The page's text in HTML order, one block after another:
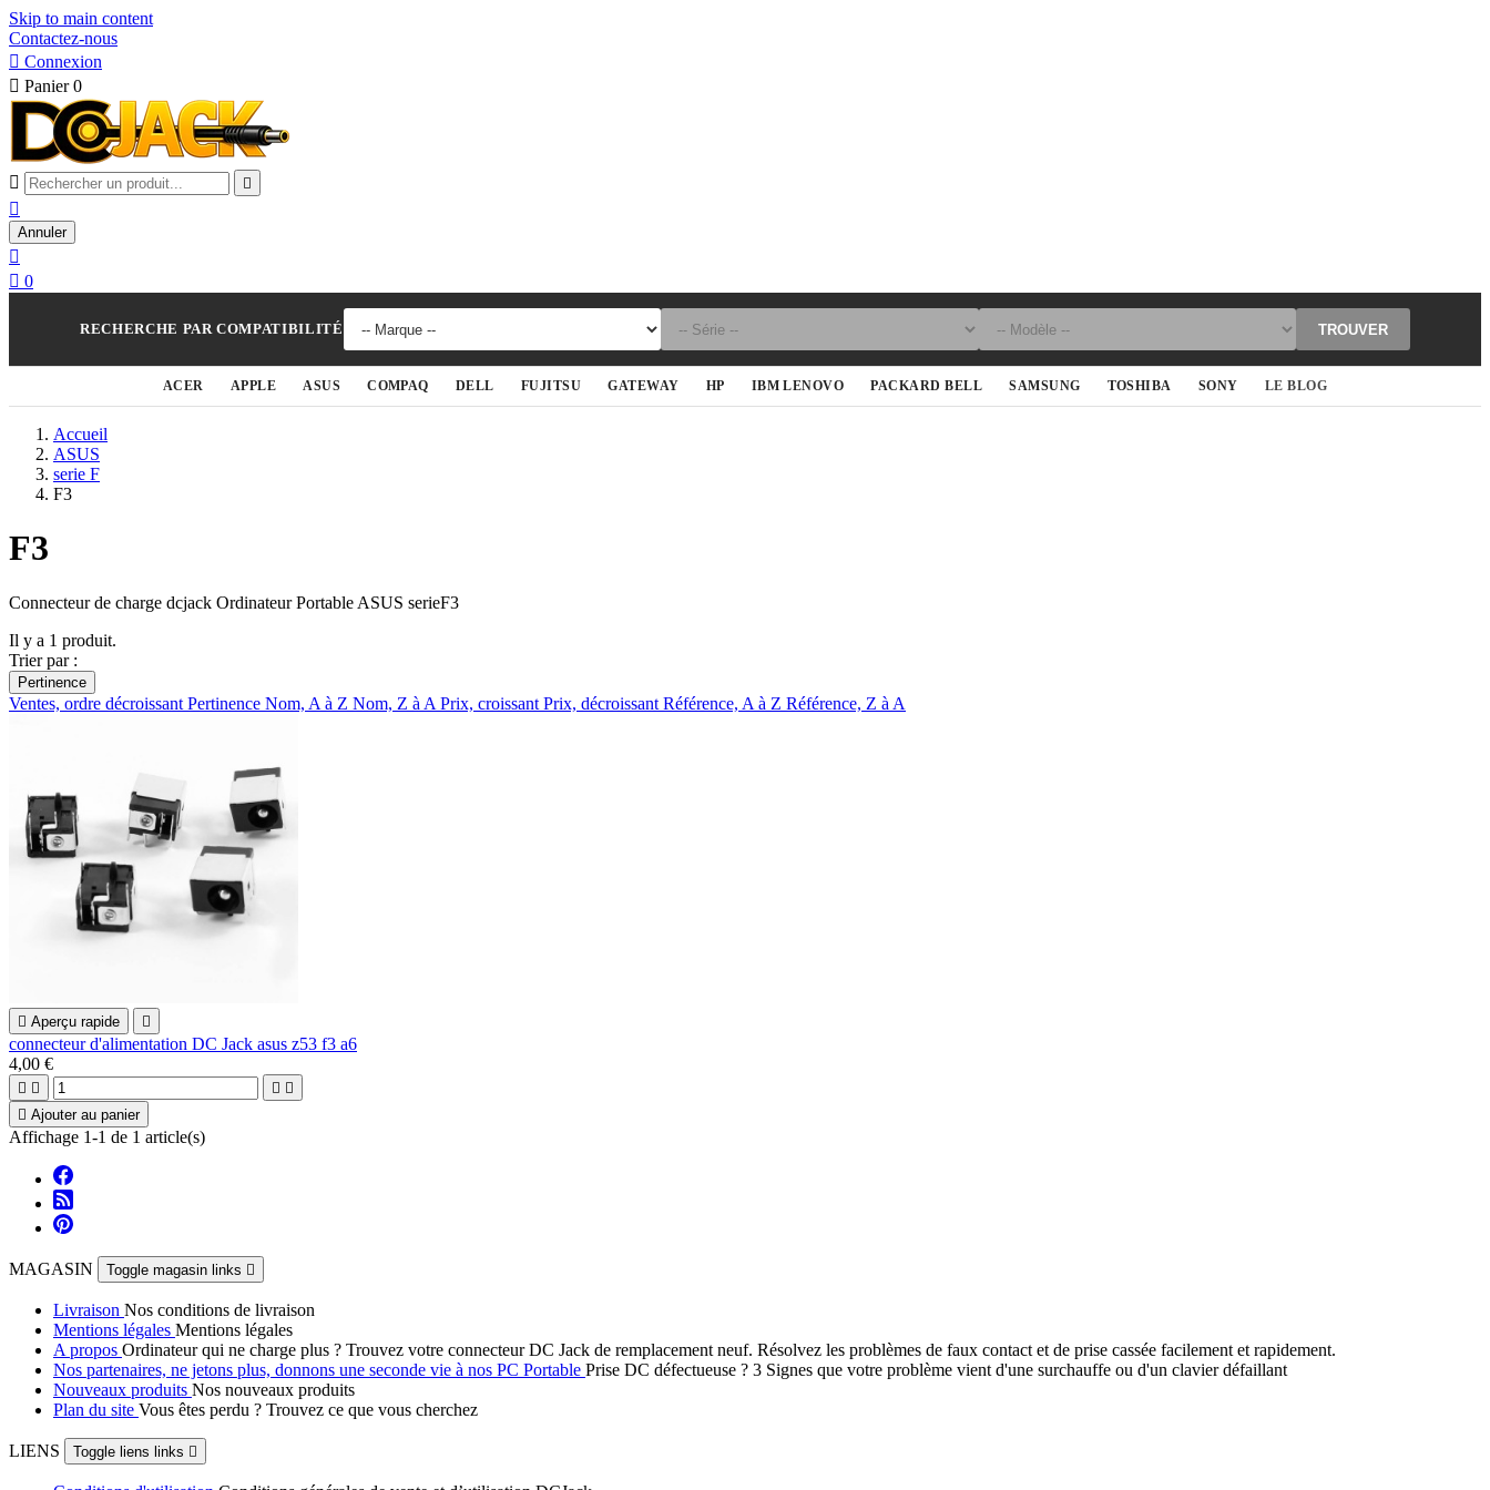
Skip to main content
Contactez-nous
 Connexion
 Panier 0
 

Annuler

 0
RECHERCHE PAR COMPATIBILITÉ TROUVER
ACER APPLE ASUS COMPAQ DELL FUJITSU GATEWAY HP IBM LENOVO PACKARD BELL SAMSUNG TOSHIBA SONY LE BLOG
Accueil
ASUS
serie F
F3
F3
Connecteur de charge dcjack Ordinateur Portable ASUS serieF3
Il y a 1 produit.
Trier par :
Pertinence
Ventes, ordre décroissant Pertinence Nom, A à Z Nom, Z à A Prix, croissant Prix, décroissant Référence, A à Z Référence, Z à A
 Aperçu rapide 
connecteur d'alimentation DC Jack asus z53 f3 a6
4,00 €
   
 Ajouter au panier
Affichage 1-1 de 1 article(s)
MAGASIN Toggle magasin links 
Livraison Nos conditions de livraison
Mentions légales Mentions légales
A propos Ordinateur qui ne charge plus ? Trouvez votre connecteur DC Jack de remplacement neuf. Résolvez les problèmes de faux contact et de prise cassée facilement et rapidement.
Nos partenaires, ne jetons plus, donnons une seconde vie à nos PC Portable Prise DC défectueuse ? 3 Signes que votre problème vient d'une surchauffe ou d'un clavier défaillant
Nouveaux produits Nos nouveaux produits
Plan du site Vous êtes perdu ? Trouvez ce que vous cherchez
LIENS Toggle liens links 